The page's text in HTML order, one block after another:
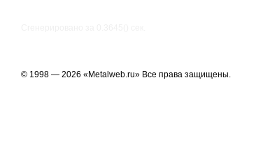
© 1998 — 2026 «Metalweb.ru» Все права защищены.